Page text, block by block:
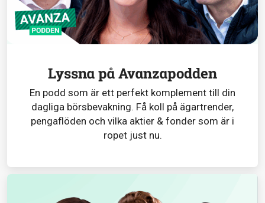
Lyssna på Avanzapodden
En podd som är ett perfekt komplement till din
dagliga börsbevakning. Få koll på ägartrender,
pengaflöden och vilka aktier & fonder som är i
ropet just nu.